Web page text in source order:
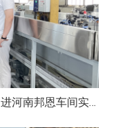
河南邦恩｜客商到访- 阿富汗客户走进河南邦恩车间实地洽谈合作